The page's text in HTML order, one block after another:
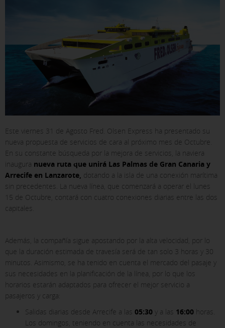
Este viernes 31 de Agosto Fred. Olsen Express ha presentado su
nueva propuesta de servicios de cara al próximo mes de Octubre.
En su constante búsqueda por la mejora de servicios, la naviera
inaugura nueva ruta que unirá Las Palmas de Gran Canaria y
Arrecife en Lanzarote, dotando a la isla de una conexión marítima
sin precedentes. La nueva línea, que comenzará a operar el lunes
15 de Octubre, contará con cuatro conexiones diarias entre las dos
capitales.
Además, la compañía sigue apostando por la alta velocidad, por lo
que la duración estimada de travesía será de tan solo 3 horas y 30
minutos. Asimismo, se ha tenido en cuenta el mercado del pasaje y
sus necesidades en la planificación de la línea, por lo que los
horarios estarán adaptados para ofrecer el mejor servicio a
pasajeros y carga:
Salidas diarias desde Arrecife a las 05:30 y a las 16:00 horas.
Los domingos, teniendo en cuenta las necesidades de